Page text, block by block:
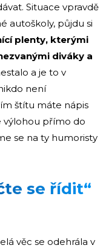
Situace vpravdě
autoškoly, půjdu si
plenty, kterými
diváky a
a je to v
není
štítu máte nápis
výlohou přímo do
se na ty humoristy
se řídit“
věc se odehrála v